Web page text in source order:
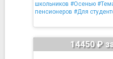
школьников #Осенью
пенсионеров #Для
14450 ₽